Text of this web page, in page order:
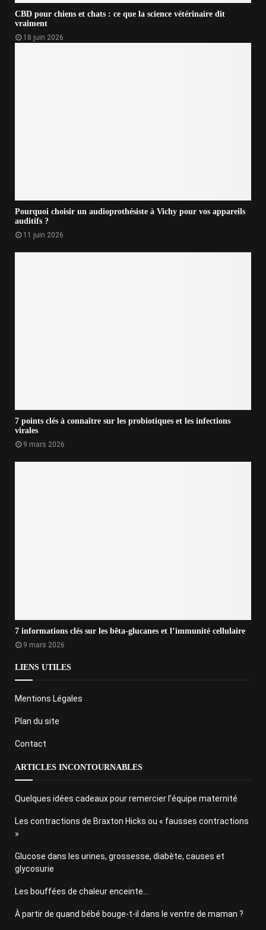
CBD pour chiens et chats : ce que la science vétérinaire dit
vraiment
18 juin 2026
Pourquoi choisir un audioprothésiste à Vichy pour vos appareils
auditifs ?
11 juin 2026
7 points clés à connaître sur les probiotiques et les infections
virales
9 mars 2026
7 informations clés sur les bêta-glucanes et l’immunité cellulaire
9 mars 2026
LIENS UTILES
Mentions Légales
Plan du site
Contact
ARTICLES INCONTOURNABLES
Quelques idées cadeaux pour remercier l’équipe maternité
Les contractions de Braxton Hicks ou « fausses contractions
»
Glucose dans les urines, grossesse, diabète, causes et
glycosurie
Les bouffées de chaleur enceinte…
À partir de quand bébé bouge-t-il dans le ventre de maman ?